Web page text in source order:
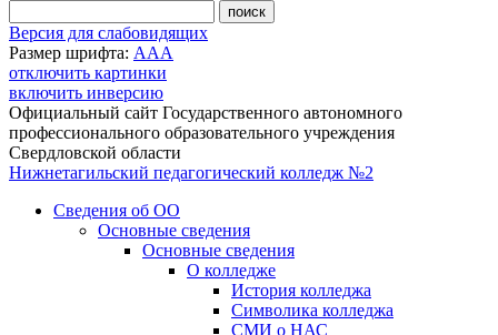
Версия для слабовидящих
Размер шрифта: AAA
отключить картинки
включить инверсию
Официальный сайт Государственного автономного
профессионального образовательного учреждения
Свердловской области
Нижнетагильский педагогический колледж №2
Сведения об ОО
Основные сведения
Основные сведения
О колледже
История колледжа
Символика колледжа
СМИ о НАС